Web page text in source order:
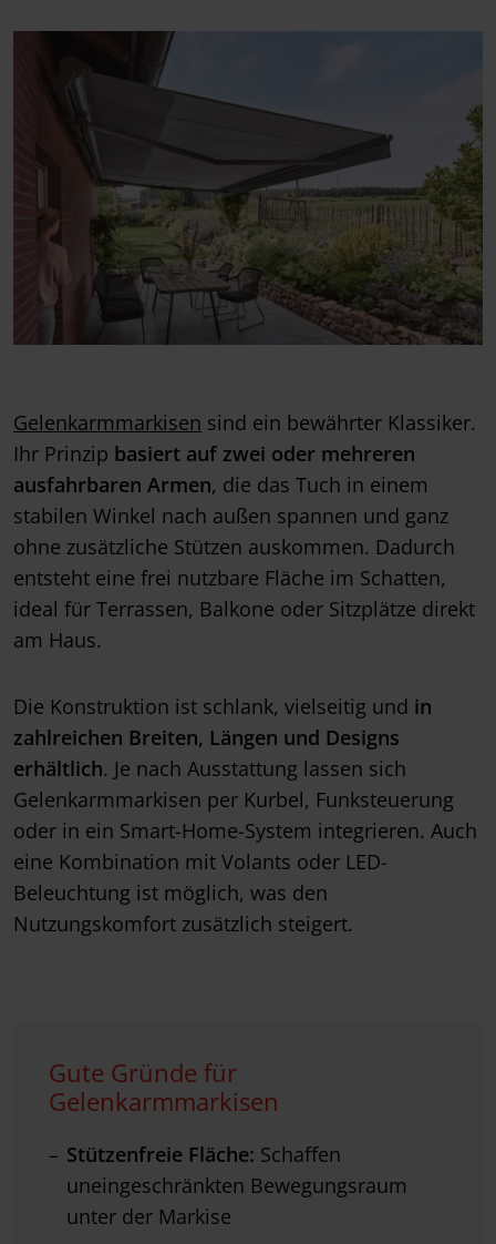
Gelenkarmmarkisen sind ein bewährter Klassiker.
Ihr Prinzip basiert auf zwei oder mehreren
ausfahrbaren Armen, die das Tuch in einem
stabilen Winkel nach außen spannen und ganz
ohne zusätzliche Stützen auskommen. Dadurch
entsteht eine frei nutzbare Fläche im Schatten,
ideal für Terrassen, Balkone oder Sitzplätze direkt
am Haus.
Die Konstruktion ist schlank, vielseitig und in
zahlreichen Breiten, Längen und Designs
erhältlich. Je nach Ausstattung lassen sich
Gelenkarmmarkisen per Kurbel, Funksteuerung
oder in ein Smart-Home-System integrieren. Auch
eine Kombination mit Volants oder LED-
Beleuchtung ist möglich, was den
Nutzungskomfort zusätzlich steigert.
Gute Gründe für
Gelenkarmmarkisen
Stützenfreie Fläche: Schaffen
uneingeschränkten Bewegungsraum
unter der Markise